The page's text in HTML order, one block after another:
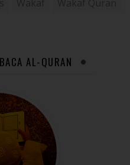
AL-QURAN